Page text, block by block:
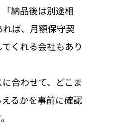
納品後は別途相
ば、月額保守契
くれる会社もあり
合わせて、どこま
るかを事前に確認